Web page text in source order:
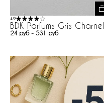
4.9
BDK Parfums Gris Charnel
24 руб - 531 руб